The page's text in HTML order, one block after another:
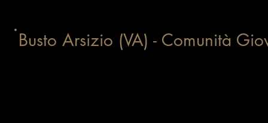
Busto Arsizio (VA) - Comunità